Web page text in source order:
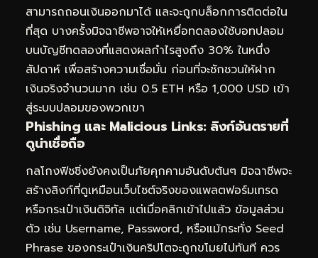
สามารถถอนเงินออกมาได้ และจะถูกบล็อกการติดต่อใน
ที่สุด บางครั้งมิจฉาชีพอาจให้เหยื่อทดลองใช้บอทปลอม
บนบัญชีทดลองที่แสดงผลกำไรสูงถึง 30% ในหนึ่ง
สัปดาห์ เพื่อสร้างความเชื่อมั่น ก่อนที่จะชักชวนให้ฝาก
เงินจริงจำนวนมาก เช่น 0.5 ETH หรือ 1,000 USD เข้า
สู่ระบบปลอมของพวกเขา
Phishing และ Malicious Links: ลิงก์อันตรายที่
ดูน่าเชื่อถือ
กลโกงฟิชชิ่งยังคงเป็นภัยคุกคามอันดับต้นๆ มิจฉาชีพจะ
สร้างลิงก์ที่ดูเหมือนเว็บไซต์จริงของแพลตฟอร์มเทรด
หรือกระเป๋าเงินดิจิทัล แต่เมื่อคลิกเข้าไปแล้ว ข้อมูลส่วน
ตัว เช่น Username, Password, หรือแม้กระทั่ง Seed
Phrase ของกระเป๋าเงินคริปโตจะถูกขโมยไปทันที ควร